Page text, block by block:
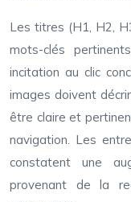
Les titres (H1, H2,
mots-clés
incitation au clic
images doivent
être claire et
navigation. Les
constatent une
provenant de la